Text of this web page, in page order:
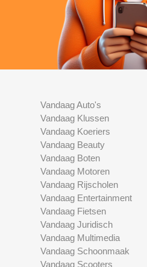
Vandaag Auto's
Vandaag Klussen
Vandaag Koeriers
Vandaag Beauty
Vandaag Boten
Vandaag Motoren
Vandaag Rijscholen
Vandaag Entertainment
Vandaag Fietsen
Vandaag Juridisch
Vandaag Multimedia
Vandaag Schoonmaak
Vandaag Scooters